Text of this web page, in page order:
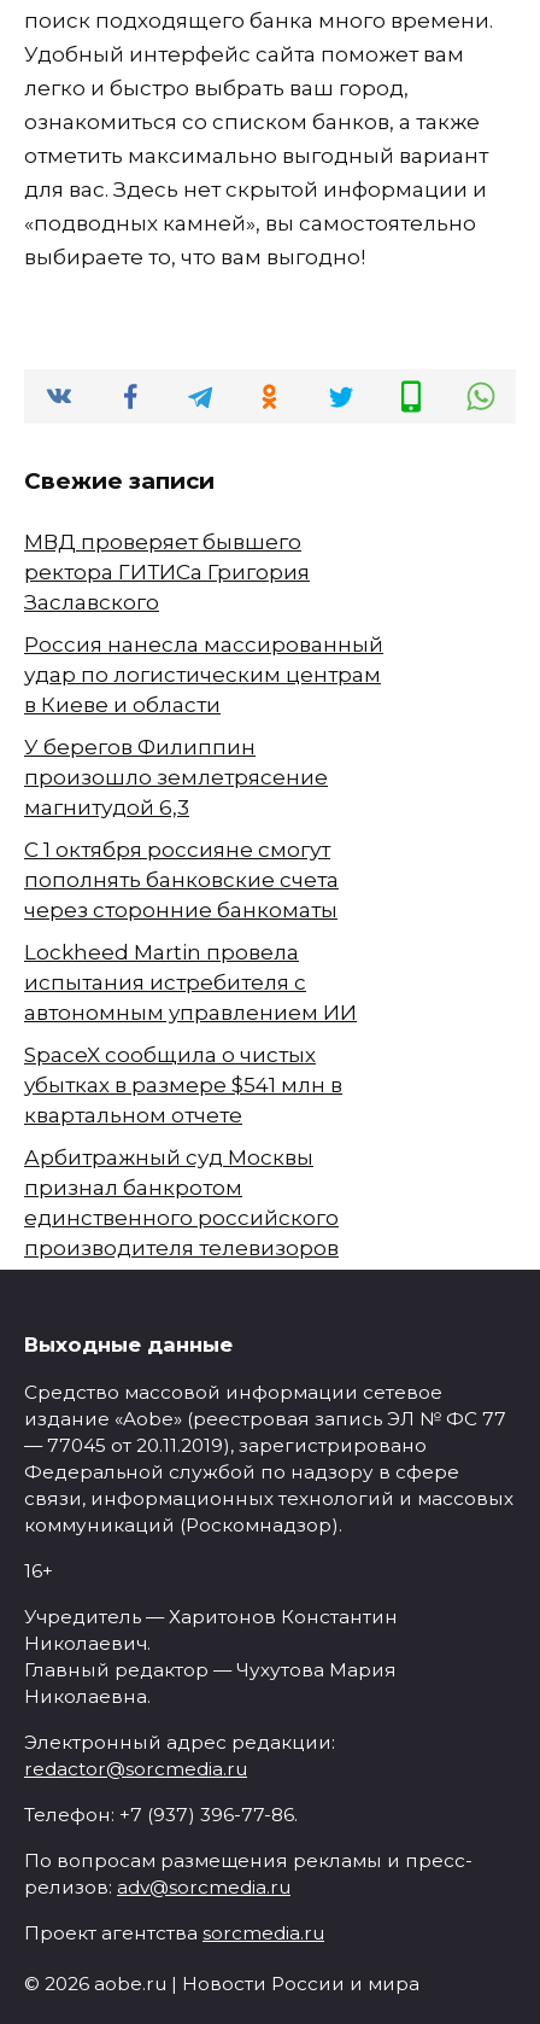
поиск подходящего банка много времени.
Удобный интерфейс сайта поможет вам
легко и быстро выбрать ваш город,
ознакомиться со списком банков, а также
отметить максимально выгодный вариант
для вас. Здесь нет скрытой информации и
«подводных камней», вы самостоятельно
выбираете то, что вам выгодно!
Свежие записи
МВД проверяет бывшего
ректора ГИТИСа Григория
Заславского
Россия нанесла массированный
удар по логистическим центрам
в Киеве и области
У берегов Филиппин
произошло землетрясение
магнитудой 6,3
С 1 октября россияне смогут
пополнять банковские счета
через сторонние банкоматы
Lockheed Martin провела
испытания истребителя с
автономным управлением ИИ
SpaceX сообщила о чистых
убытках в размере $541 млн в
квартальном отчете
Арбитражный суд Москвы
признал банкротом
единственного российского
производителя телевизоров
Выходные данные
Средство массовой информации сетевое
издание «Aobe» (реестровая запись ЭЛ № ФС 77
— 77045 от 20.11.2019), зарегистрировано
Федеральной службой по надзору в сфере
связи, информационных технологий и массовых
коммуникаций (Роскомнадзор).
16+
Учредитель — Харитонов Константин
Николаевич.
Главный редактор — Чухутова Мария
Николаевна.
Электронный адрес редакции:
redactor@sorcmedia.ru
Телефон: +7 (937) 396-77-86.
По вопросам размещения рекламы и пресс-
релизов: adv@sorcmedia.ru
Проект агентства sorcmedia.ru
© 2026 aobe.ru | Новости России и мира